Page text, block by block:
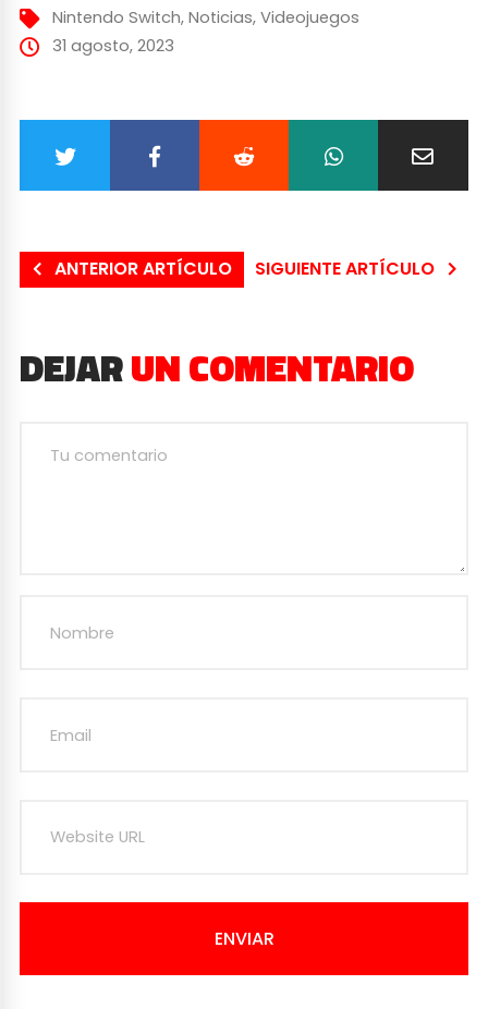
Nintendo Switch, Noticias, Videojuegos
31 agosto, 2023
ANTERIOR ARTÍCULO SIGUIENTE ARTÍCULO
DEJARUN COMENTARIO
ENVIAR